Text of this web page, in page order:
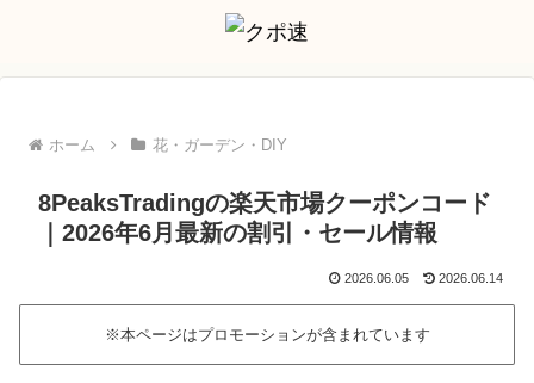
ホーム 花・ガーデン・DIY
8PeaksTradingの楽天市場クーポンコード
｜2026年6月最新の割引・セール情報
2026.06.05 2026.06.14
※本ページはプロモーションが含まれています